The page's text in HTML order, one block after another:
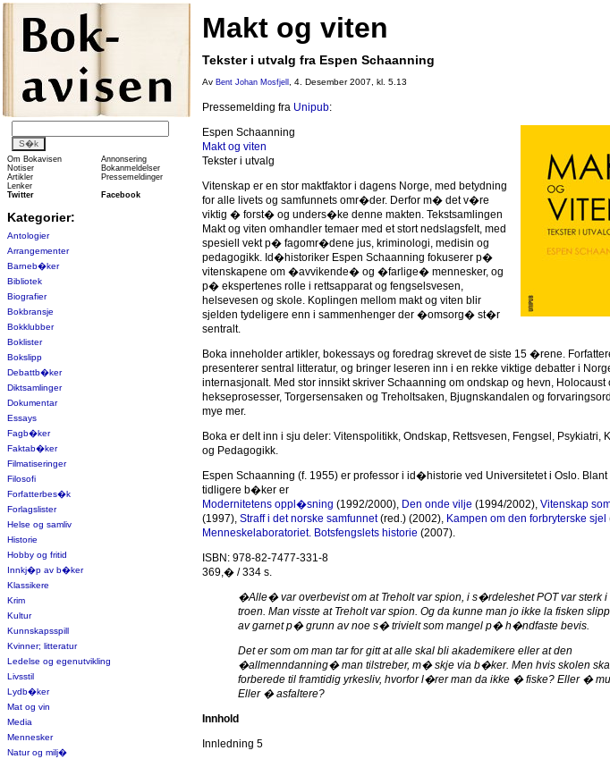
Om Bokavisen
Annonsering
Notiser
Bokanmeldelser
Artikler
Pressemeldinger
Lenker
Twitter
Facebook
Kategorier:
Antologier
Arrangementer
Barneb�ker
Bibliotek
Biografier
Bokbransje
Bokklubber
Boklister
Bokslipp
Debattb�ker
Diktsamlinger
Dokumentar
Essays
Fagb�ker
Faktab�ker
Filmatiseringer
Filosofi
Forfatterbes�k
Forlagslister
Helse og samliv
Historie
Hobby og fritid
Innkj�p av b�ker
Klassikere
Krim
Kultur
Kunnskapsspill
Kvinner; litteratur
Ledelse og egenutvikling
Livsstil
Lydb�ker
Mat og vin
Media
Mennesker
Natur og milj�
Makt og viten
Tekster i utvalg fra Espen Schaanning
Av Bent Johan Mosfjell , 4. Desember 2007, kl. 5.13
Pressemelding fra Unipub:
Espen Schaanning
Makt og viten
Tekster i utvalg
Vitenskap er en stor maktfaktor i dagens Norge, med betydning
for alle livets og samfunnets omr�der. Derfor m� det v�re
viktig � forst� og unders�ke denne makten. Tekstsamlingen
Makt og viten omhandler temaer med et stort nedslagsfelt, med
spesiell vekt p� fagomr�dene jus, kriminologi, medisin og
pedagogikk. Id�historiker Espen Schaanning fokuserer p�
vitenskapene om �avvikende� og �farlige� mennesker, og
p� ekspertenes rolle i rettsapparat og fengselsvesen,
helsevesen og skole. Koplingen mellom makt og viten blir
sjelden tydeligere enn i sammenhenger der �omsorg� st�r
sentralt.
Boka inneholder artikler, bokessays og foredrag skrevet de siste 15 �rene.
presenterer sentral litteratur, og bringer leseren inn i en rekke viktige debatter i
internasjonalt. Med stor innsikt skriver Schaanning om ondskap og hevn, Holocaust
hekseprosesser, Torgersensaken og Treholtsaken, Bjugnskandalen og
mye mer.
Boka er delt inn i sju deler: Vitenspolitikk, Ondskap, Rettsvesen, Fengsel, Psykiatri,
og Pedagogikk.
Espen Schaanning (f. 1955) er professor i id�historie ved Universitetet i Oslo. Blant
tidligere b�ker er
Modernitetens oppl�sning (1992/2000), Den onde vilje (1994/2002), Vitenskap
(1997), Straff i det norske samfunnet(red.) (2002), Kampen om den forbryterske sjel
Menneskelaboratoriet. Botsfengslets historie (2007).
ISBN: 978-82-7477-331-8
369,� / 334 s.
�Alle� var overbevist om at Treholt var spion, i s�rdeleshet POT var sterk i
troen. Man visste at Treholt var spion. Og da kunne man jo ikke la fisken
av garnet p� grunn av noe s� trivielt som mangel p� h�ndfaste bevis.
Det er som om man tar for gitt at alle skal bli akademikere eller at den
�allmenndanning� man tilstreber, m� skje via b�ker. Men hvis skolen
forberede til framtidig yrkesliv, hvorfor l�rer man da ikke � fiske? Eller �
Eller � asfaltere?
Innhold
Innledning 5